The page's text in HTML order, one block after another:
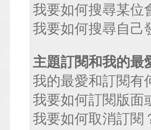
我要如何搜尋某位
我要如何搜尋自己
主題訂閱和我的最
我的最愛和訂閱有
我要如何訂閱版面
我要如何取消訂閱